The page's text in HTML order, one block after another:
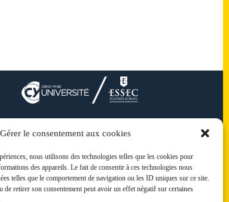
Gérer le consentement aux cookies
nous utilisons des technologies telles que les cookies pour
des appareils. Le fait de consentir à ces technologies nous
telles que le comportement de navigation ou les ID uniques sur ce site.
de retirer son consentement peut avoir un effet négatif sur certaines